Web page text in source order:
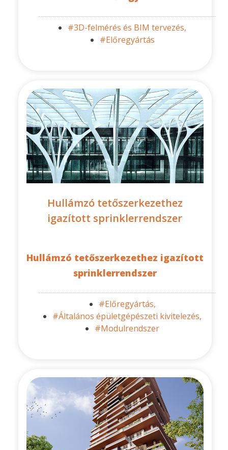
#3D-felmérés és BIM tervezés,
#Előregyártás
Hullámzó tetőszerkezethez
igazított sprinklerrendszer
Hullámzó tetőszerkezethez igazított
sprinklerrendszer
#Előregyártás,
#Általános épületgépészeti kivitelezés,
#Modulrendszer